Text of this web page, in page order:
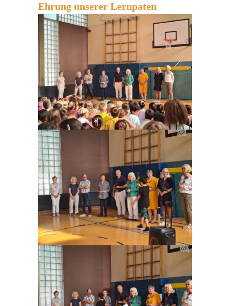
Ehrung unserer Lernpaten